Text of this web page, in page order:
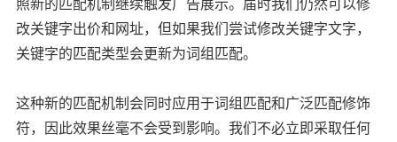
改关键字出价和网址，但如果我们尝试修改关键字文字，
关键字的匹配类型会更新为词组匹配。
这种新的匹配机制会同时应用于词组匹配和广泛匹配修饰
符，因此效果丝毫不会受到影响。我们不必立即采取任何